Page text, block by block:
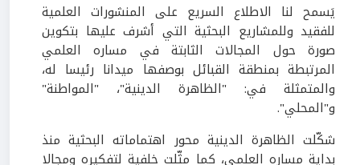
يَسمح لنا الاطلاع السريع على المنشورات العلمية
للفقيد وللمشاريع البحثية التي أشرف عليها بتكوين
صورة حول المجالات الثابتة في مساره العلمي
المرتبطة بمنطقة القبائل بوصفها ميدانا رئيسا له،
والمتمثلة في: "الظاهرة الدينية"، "المواطنة"
و"المحلي".
شكّلت الظاهرة الدينية محور اهتماماته البحثية منذ
بداية مساره العلمي، كما مثّلت خلفية لتفكيره ومجالا